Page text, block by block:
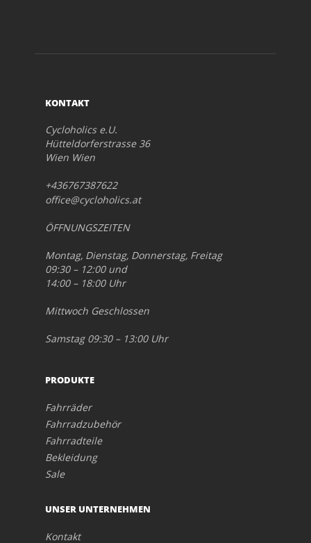
KONTAKT
Cycloholics e.U.
Hütteldorferstrasse 36
Wien Wien
+436767387622
office@cycloholics.at
ÖFFNUNGSZEITEN
Montag, Dienstag, Donnerstag, Freitag
09:30 – 12:00 und
14:00 – 18:00 Uhr
Mittwoch Geschlossen
Samstag 09:30 – 13:00 Uhr
PRODUKTE
Fahrräder
Fahrradzubehör
Fahrradteile
Bekleidung
Sale
UNSER UNTERNEHMEN
Kontakt